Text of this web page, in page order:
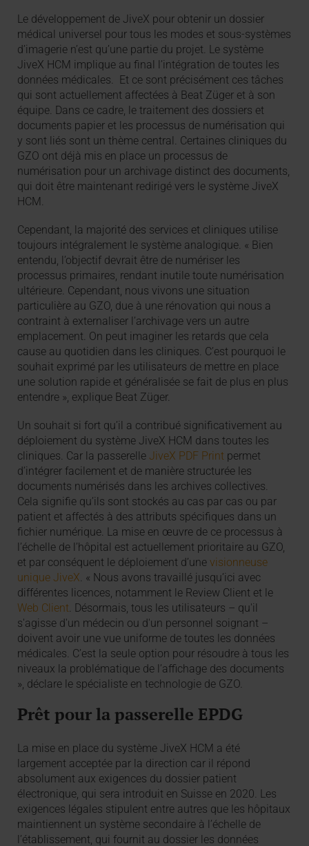
Le développement de JiveX pour obtenir un dossier
médical universel pour tous les modes et sous-systèmes
d’imagerie n’est qu’une partie du projet. Le système
JiveX HCM implique au final l’intégration de toutes les
données médicales. Et ce sont précisément ces tâches
qui sont actuellement affectées à Beat Züger et à son
équipe. Dans ce cadre, le traitement des dossiers et
documents papier et les processus de numérisation qui
y sont liés sont un thème central. Certaines cliniques du
GZO ont déjà mis en place un processus de
numérisation pour un archivage distinct des documents,
qui doit être maintenant redirigé vers le système JiveX
HCM.
Cependant, la majorité des services et cliniques utilise
toujours intégralement le système analogique. « Bien
entendu, l’objectif devrait être de numériser les
processus primaires, rendant inutile toute numérisation
ultérieure. Cependant, nous vivons une situation
particulière au GZO, due à une rénovation qui nous a
contraint à externaliser l’archivage vers un autre
emplacement. On peut imaginer les retards que cela
cause au quotidien dans les cliniques. C’est pourquoi le
souhait exprimé par les utilisateurs de mettre en place
une solution rapide et généralisée se fait de plus en plus
entendre », explique Beat Züger.
Un souhait si fort qu’il a contribué significativement au
déploiement du système JiveX HCM dans toutes les
cliniques. Car la passerelleJiveX PDF Print permet
d’intégrer facilement et de manière structurée les
documents numérisés dans les archives collectives.
Cela signifie qu’ils sont stockés au cas par cas ou par
patient et affectés à des attributs spécifiques dans un
fichier numérique. La mise en œuvre de ce processus à
l’échelle de l’hôpital est actuellement prioritaire au GZO,
et par conséquent le déploiement d’unevisionneuse
unique JiveX. « Nous avons travaillé jusqu’ici avec
différentes licences, notamment le Review Client et le
Web Client. Désormais, tous les utilisateurs – qu'il
s'agisse d'un médecin ou d'un personnel soignant –
doivent avoir une vue uniforme de toutes les données
médicales. C’est la seule option pour résoudre à tous les
niveaux la problématique de l’affichage des documents
», déclare le spécialiste en technologie de GZO.
Prêt pour la passerelle EPDG
La mise en place du système JiveX HCM a été
largement acceptée par la direction car il répond
absolument aux exigences du dossier patient
électronique, qui sera introduit en Suisse en 2020. Les
exigences légales stipulent entre autres que les hôpitaux
maintiennent un système secondaire à l’échelle de
l’établissement, qui fournit au dossier les données